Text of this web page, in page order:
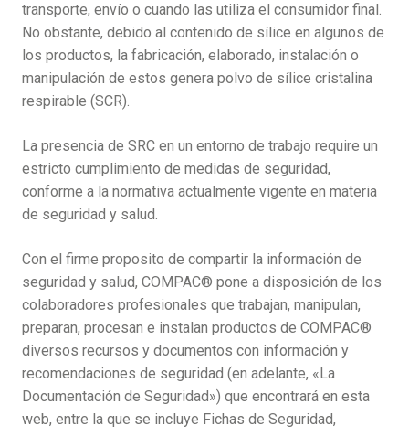
transporte, envío o cuando las utiliza el consumidor final.
No obstante, debido al contenido de sílice en algunos de
los productos, la fabricación, elaborado, instalación o
manipulación de estos genera polvo de sílice cristalina
respirable (SCR).
La presencia de SRC en un entorno de trabajo require un
estricto cumplimiento de medidas de seguridad,
conforme a la normativa actualmente vigente en materia
de seguridad y salud.
Con el firme proposito de compartir la información de
seguridad y salud, COMPAC® pone a disposición de los
colaboradores profesionales que trabajan, manipulan,
preparan, procesan e instalan productos de COMPAC®
diversos recursos y documentos con información y
recomendaciones de seguridad (en adelante, «La
Documentación de Seguridad») que encontrará en esta
web, entre la que se incluye Fichas de Seguridad,